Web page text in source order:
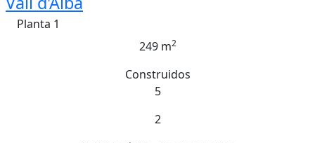
Planta 1
249 m2
Construidos
5
2